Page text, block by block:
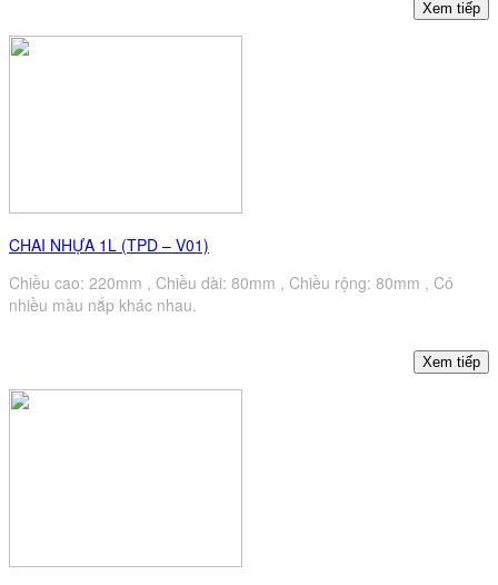
CHAI NHỰA 1L (TPD – V01)
Chiều cao: 220mm , Chiều dài: 80mm , Chiều rộng: 80mm , Có
nhiều màu nắp khác nhau.